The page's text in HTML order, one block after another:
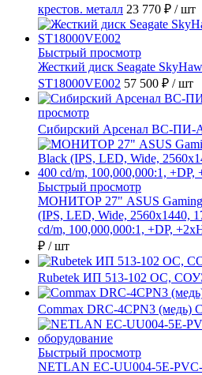
крестов. металл 23 770 ₽ / шт
Быстрый просмотр
Жесткий диск Seagate
ST18000VE002 57 500 ₽ / шт
просмотр
Сибирский Арсенал ВС-
Быстрый просмотр
МОНИТОР 27" ASUS Gaming
(IPS, LED, Wide, 2560x1440,
cd/m, 100,000,000:1, +DP,
₽ / шт
Rubetek ИП 513-102 ОС,
Commax DRC-4CPN3 (медь)
Быстрый просмотр
NETLAN EC-UU004-5E-PVC-